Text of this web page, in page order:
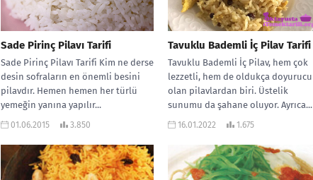
Sade Pirinç Pilavı Tarifi
Sade Pirinç Pilavı Tarifi Kim ne derse
desin sofraların en önemli besini
pilavdır. Hemen hemen her türlü
yemeğin yanına yapılır...
01.06.2015 3.850
Tavuklu Bademli İç Pilav Tarifi
Tavuklu Bademli İç Pilav, hem çok
lezzetli, hem de oldukça doyurucu
olan pilavlardan biri. Üstelik
sunumu da şahane oluyor. Ayrıca...
16.01.2022 1.675